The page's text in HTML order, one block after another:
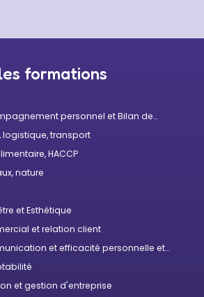
formations
personnel et Bilan de
logistique, transport
HACCP
nature
et Esthétique
et relation client
et efficacité personnelle et
et gestion d'entreprise